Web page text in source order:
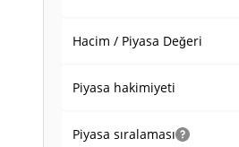
Hacim / Piyasa Değeri
Piyasa hakimiyeti
Piyasa sıralaması